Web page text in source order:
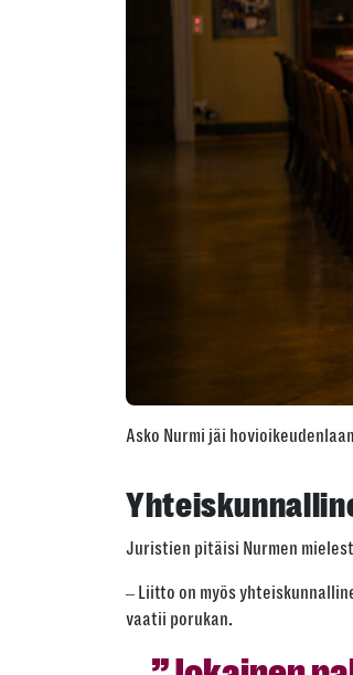
Asko Nurmi jäi
Juristien pitäisi Nurmen
‒ Liitto on myös
vaatii porukan.